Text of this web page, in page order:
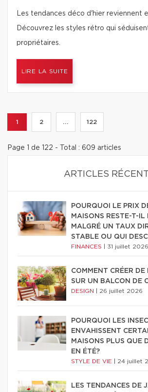
Les tendances déco d'hier reviennent
Découvrez les styles rétro qui
propriétaires.
LIRE LA SUITE
1 2 ... 122
Page 1 de 122 - Total : 609 articles
ARTICLES
POURQUOI LE PRIX
MAISONS RESTE-T-IL
MALGRÉ UN TAUX
STABLE OU QUI
FINANCES 31 juillet 2026
COMMENT CRÉER
SUR UN BALCON DE
DESIGN 26 juillet 2026
POURQUOI LES
ENVAHISSENT
MAISONS PLUS QUE
EN ÉTÉ?
STYLE DE VIE 24 juillet
LES TENDANCES DE